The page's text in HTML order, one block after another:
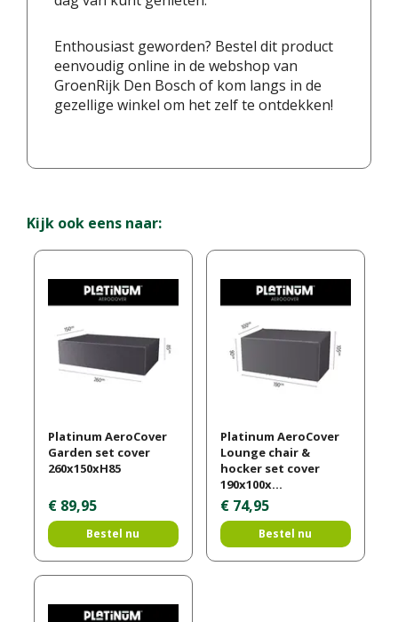
Enthousiast geworden? Bestel dit product
eenvoudig online in de webshop van
GroenRijk Den Bosch of kom langs in de
gezellige winkel om het zelf te ontdekken!
Kijk ook eens naar:
Platinum AeroCover
Garden set cover
260x150xH85
€ 89,95
Bestel nu
Platinum AeroCover
Lounge chair &
hocker set cover
190x100x…
€ 74,95
Bestel nu